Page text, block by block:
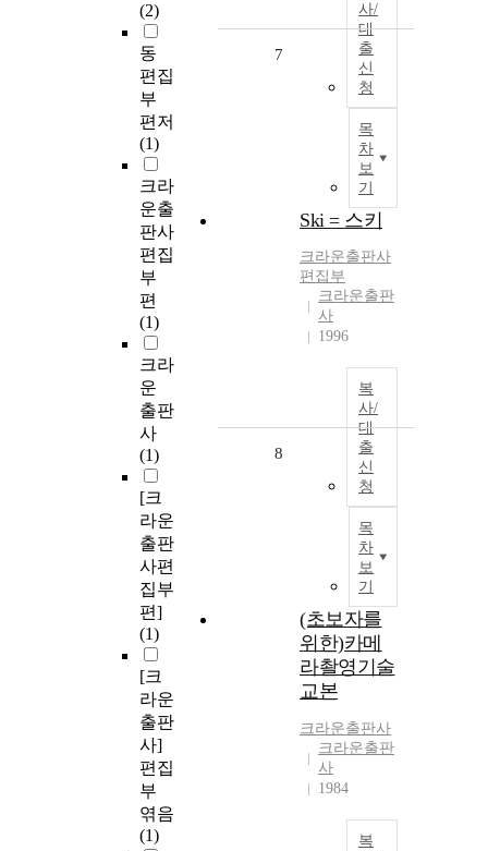
(2)
동
편집
부
편저
(1)
크라
운출
판사
편집
부
편
(1)
크라
운
출판
사
(1)
[크
라운
출판
사편
집부
편]
(1)
[크
라운
출판
사]
편집
부
엮음
(1)
사/
대
출
신
청
목
차
보
기
7
Ski = 스키
크라운출판사
편집부
크라운출판
사
1996
복
사/
대
출
신
청
목
차
보
기
8
(초보자를
위한)카메
라촬영기술
교본
크라운출판사
크라운출판
사
1984
복